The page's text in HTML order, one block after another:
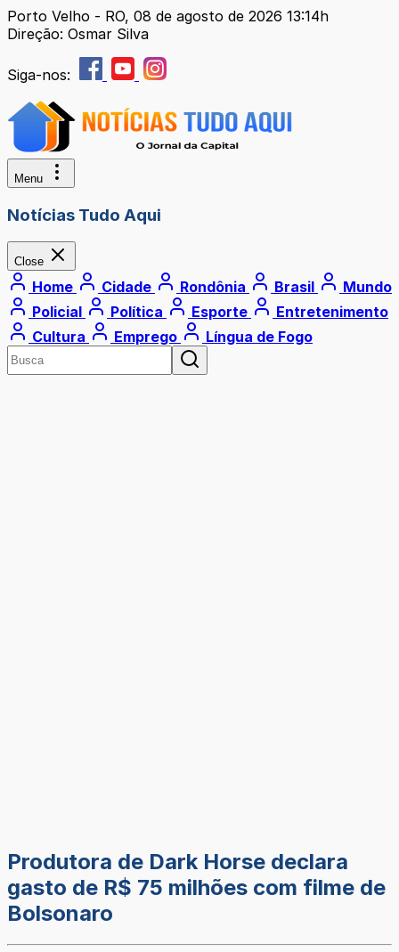
Porto Velho - RO, 08 de agosto de 2026 13:14h
Direção: Osmar Silva
Siga-nos:
Menu
Notícias Tudo Aqui
Close
Home Cidade Rondônia Brasil
Mundo
Policial
Política Esporte
Entretenimento
Cultura
Emprego Língua de Fogo
Produtora de Dark Horse declara
gasto de R$ 75 milhões com filme de
Bolsonaro